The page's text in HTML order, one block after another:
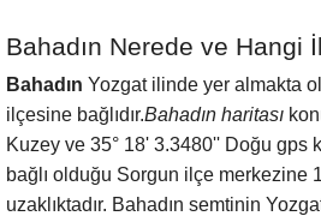
Bahadın Nerede ve Hangi
Bahadın Yozgat ilinde yer almakta
ilçesine bağlıdır.Bahadın haritası
Kuzey ve 35° 18' 3.3480'' Doğu gps
bağlı olduğu Sorgun ilçe merkezine
uzaklıktadır. Bahadın semtinin